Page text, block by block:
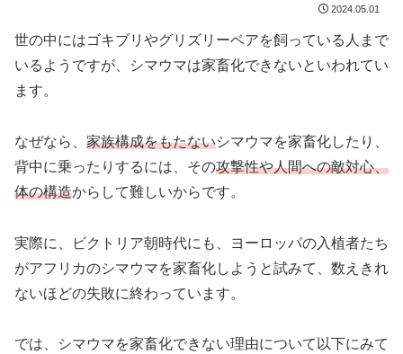
2024.05.01
世の中にはゴキブリやグリズリーベアを飼っている人まで
いるようですが、シマウマは家畜化できないといわれてい
ます。
なぜなら、 家族構成をもたないシマウマを家畜化したり、
背中に乗ったりするには、その攻撃性や人間への敵対心、
体の構造からして難しいからです。
実際に、ビクトリア朝時代にも、ヨーロッパの入植者たち
がアフリカのシマウマを家畜化しようと試みて、数えきれ
ないほどの失敗に終わっています。
では、シマウマを家畜化できない理由について以下にみて